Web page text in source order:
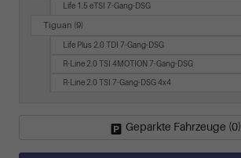
Life 1.5 eTSI 7-Gang-DSG
Tiguan (9)
Life Plus 2.0 TDI 7-Gang-DSG
R-Line 2.0 TSI 4MOTION 7-Gang-DSG
R-Line 2.0 TSI 7-Gang-DSG 4x4
Geparkte Fahrzeuge (0)